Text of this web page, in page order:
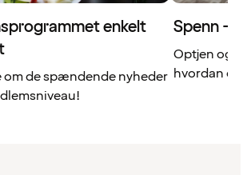
enkelt
om de spændende nyheder
Spenn –
Optjen og
hvordan